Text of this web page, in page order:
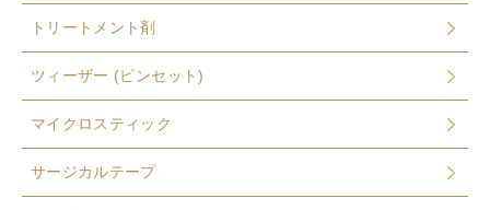
トリートメント剤
ツィーザー (ピンセット)
マイクロスティック
サージカルテープ